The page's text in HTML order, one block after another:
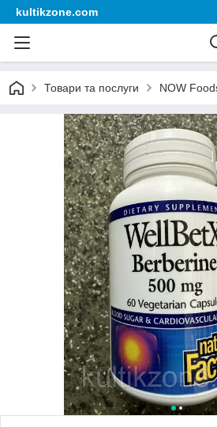
kultikzone.com
Товари та послуги NOW